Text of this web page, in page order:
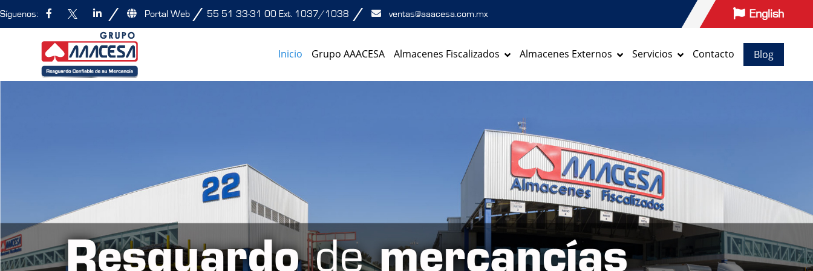
Síguenos: / Portal Web / 55 51 33-31 00 Ext. 1037/1038 / ventas@aaacesa.com.mx English
Inicio Grupo AAACESA Almacenes Fiscalizados Almacenes Externos Servicios Contacto Blog